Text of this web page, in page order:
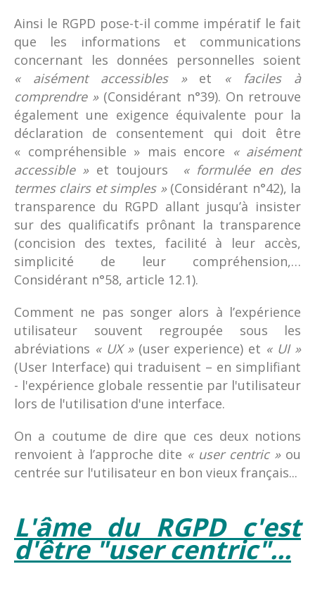
Ainsi le RGPD pose-t-il comme impératif le fait
que les informations et communications
concernant les données personnelles soient
« aisément accessibles »et « faciles à
comprendre »(Considérant n°39). On retrouve
également une exigence équivalente pour la
déclaration de consentement qui doit être
« compréhensible » mais encore « aisément
accessible »et toujours « formulée en des
termes clairs et simples »(Considérant n°42), la
transparence du RGPD allant jusqu’à insister
sur des qualificatifs prônant la transparence
(concision des textes, facilité à leur accès,
simplicité de leur compréhension,…
Considérant n°58, article 12.1).
Comment ne pas songer alors à l’expérience
utilisateur souvent regroupée sous les
abréviations « UX »(user experience) et « UI »
(User Interface) qui traduisent – en simplifiant
- l'expérience globale ressentie par l'utilisateur
lors de l'utilisation d'une interface.
On a coutume de dire que ces deux notions
renvoient à l’approche dite « user centric »ou
centrée sur l'utilisateur en bon vieux français...
L'âme du RGPD c'est
d'être "user centric"...